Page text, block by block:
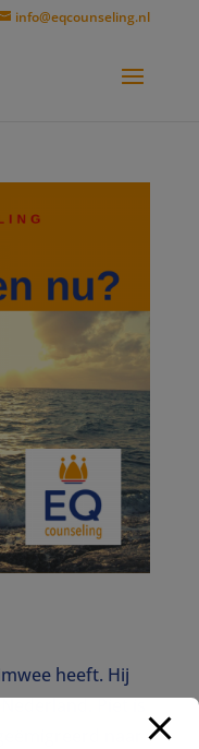
info@eqcounseling.nl
heeft. Hij
Piet is
check